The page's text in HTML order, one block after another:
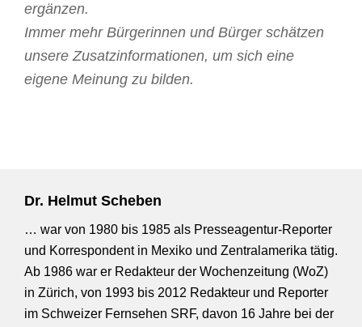
ergänzen.
Immer mehr Bürgerinnen und Bürger schätzen
unsere Zusatzinformationen, um sich eine
eigene Meinung zu bilden.
Dr. Helmut Scheben
… war von 1980 bis 1985 als Presseagentur-Reporter
und Korrespondent in Mexiko und Zentralamerika tätig.
Ab 1986 war er Redakteur der Wochenzeitung (WoZ)
in Zürich, von 1993 bis 2012 Redakteur und Reporter
im Schweizer Fernsehen SRF, davon 16 Jahre bei der